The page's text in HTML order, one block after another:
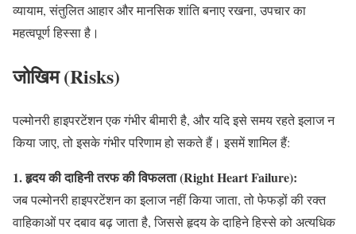
व्यायाम, संतुलित आहार और मानसिक शांति बनाए रखना, उपचार का
महत्वपूर्ण हिस्सा है।
जोखिम (Risks)
पल्मोनरी हाइपरटेंशन एक गंभीर बीमारी है, और यदि इसे समय रहते इलाज न
किया जाए, तो इसके गंभीर परिणाम हो सकते हैं। इसमें शामिल हैं:
1. हृदय की दाहिनी तरफ की विफलता (Right Heart Failure):
जब पल्मोनरी हाइपरटेंशन का इलाज नहीं किया जाता, तो फेफड़ों की रक्त
वाहिकाओं पर दबाव बढ़ जाता है, जिससे हृदय के दाहिने हिस्से को अत्यधिक